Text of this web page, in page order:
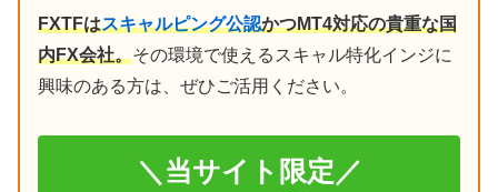
FXTFはスキャルピング公認かつMT4対応の貴重な国
内FX会社。その環境で使えるスキャル特化インジに
興味のある方は、ぜひご活用ください。
＼当サイト限定／